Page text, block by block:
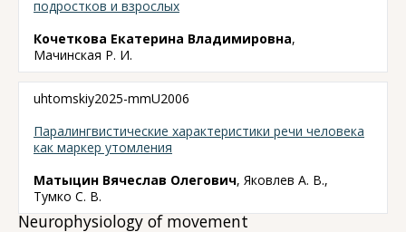
подростков и взрослых
Кочеткова Екатерина Владимировна,
Мачинская Р. И.
uhtomskiy2025-mmU2006
Паралингвистические характеристики речи человека
как маркер утомления
Матыцин Вячеслав Олегович, Яковлев А. В.,
Тумко С. В.
Neurophysiology of movement